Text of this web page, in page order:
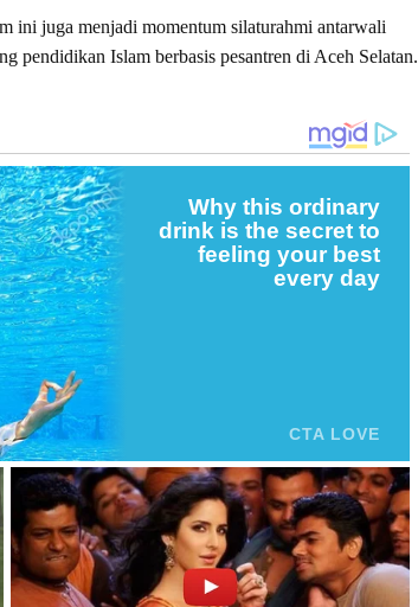
ini juga menjadi momentum silaturahmi antarwali
pendidikan Islam berbasis pesantren di Aceh Selatan.